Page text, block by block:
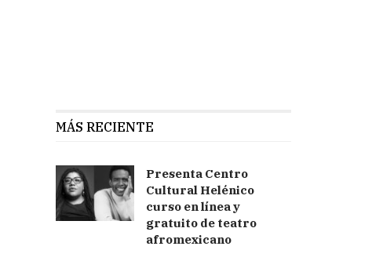
MÁS RECIENTE
Presenta Centro
Cultural Helénico
curso en línea y
gratuito de teatro
afromexicano